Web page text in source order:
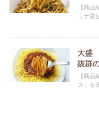
【商
ミナ醤
大盛
抜群
【商
ス」を